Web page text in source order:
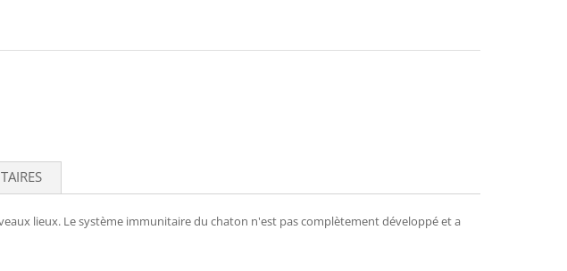
lieux. Le système immunitaire du chaton n'est pas complètement développé et a